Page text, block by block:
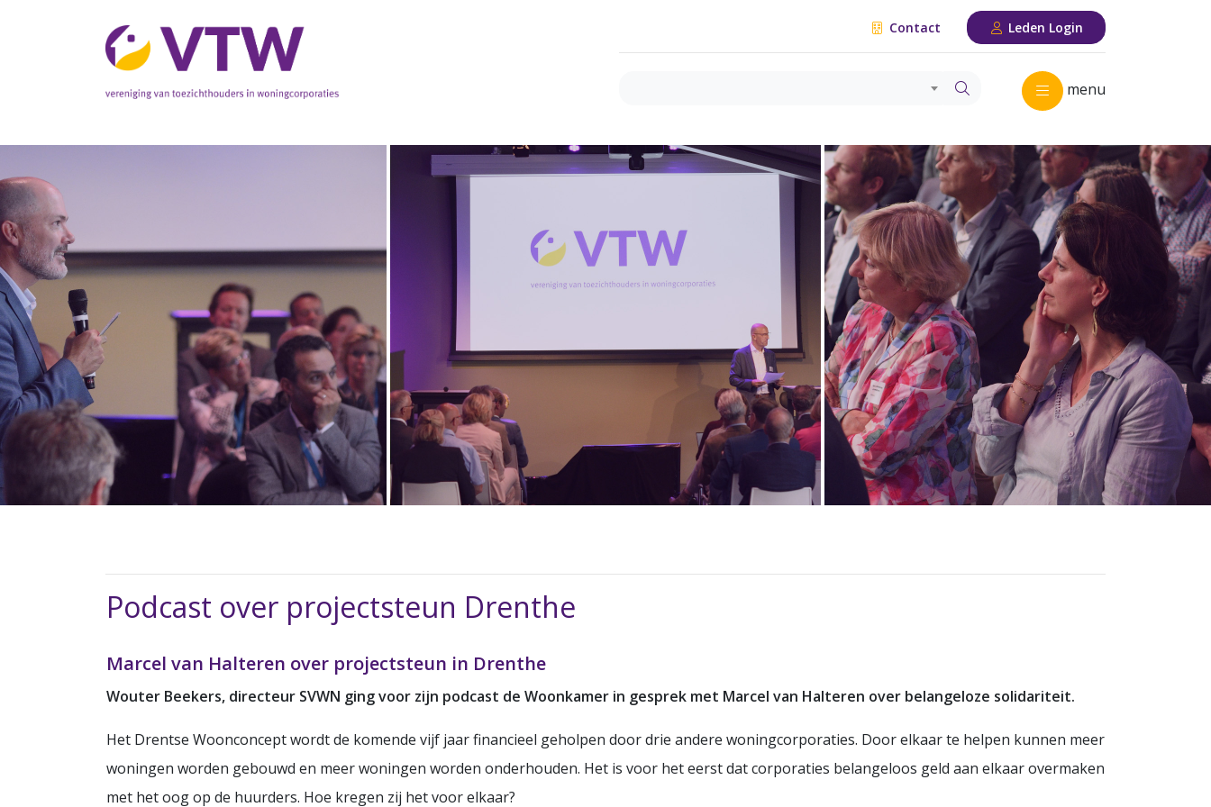
Contact Leden Login
menu
Podcast over projectsteun Drenthe
Marcel van Halteren over projectsteun in Drenthe
Wouter Beekers, directeur SVWN ging voor zijn podcast de Woonkamer in gesprek met Marcel van Halteren over belangeloze solidariteit.
Het Drentse Woonconcept wordt de komende vijf jaar financieel geholpen door drie andere woningcorporaties. Door elkaar te helpen kunnen meer
woningen worden gebouwd en meer woningen worden onderhouden. Het is voor het eerst dat corporaties belangeloos geld aan elkaar overmaken
met het oog op de huurders. Hoe kregen zij het voor elkaar?